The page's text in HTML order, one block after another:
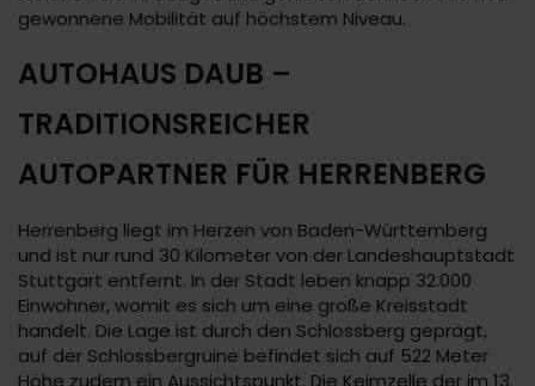
gewonnene Mobilität auf höchstem Niveau.
AUTOHAUS DAUB –
TRADITIONSREICHER
AUTOPARTNER FÜR HERRENBERG
Herrenberg liegt im Herzen von Baden-Württemberg
und ist nur rund 30 Kilometer von der Landeshauptstadt
Stuttgart entfernt. In der Stadt leben knapp 32.000
Einwohner, womit es sich um eine große Kreisstadt
handelt. Die Lage ist durch den Schlossberg geprägt,
auf der Schlossbergruine befindet sich auf 522 Meter
Höhe zudem ein Aussichtspunkt. Die Keimzelle der im 13.